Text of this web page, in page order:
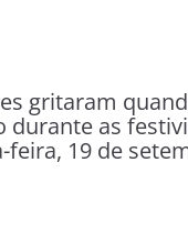
gritaram
as
feira, 19 de